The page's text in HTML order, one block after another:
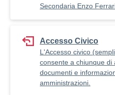
Secondaria Enzo
Accesso Civico
L'Accesso civico
consente a chiunque di
documenti e
amministrazioni.